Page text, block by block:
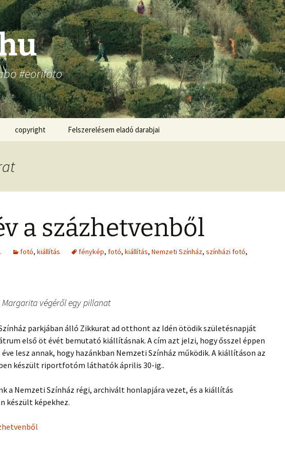
#eorifoto
copyright Felszerelésem eladó darabjai
a százhetvenből
fotó, kiállítás fénykép, fotó, kiállítás, Nemzeti Színház, színházi fotó,
Margarita végéről egy pillanat
parkjában álló Zikkurat ad otthont az Idén ötödik születésnapját
első öt évét bemutató kiállításnak. A cím azt jelzi, hogy ősszel éppen
lesz annak, hogy hazánkban Nemzeti Színház működik. A kiállításon az
készült riportfotóm láthatók április 30-ig..
a Nemzeti Színház régi, archivált honlapjára vezet, és a kiállítás
készült képekhez.